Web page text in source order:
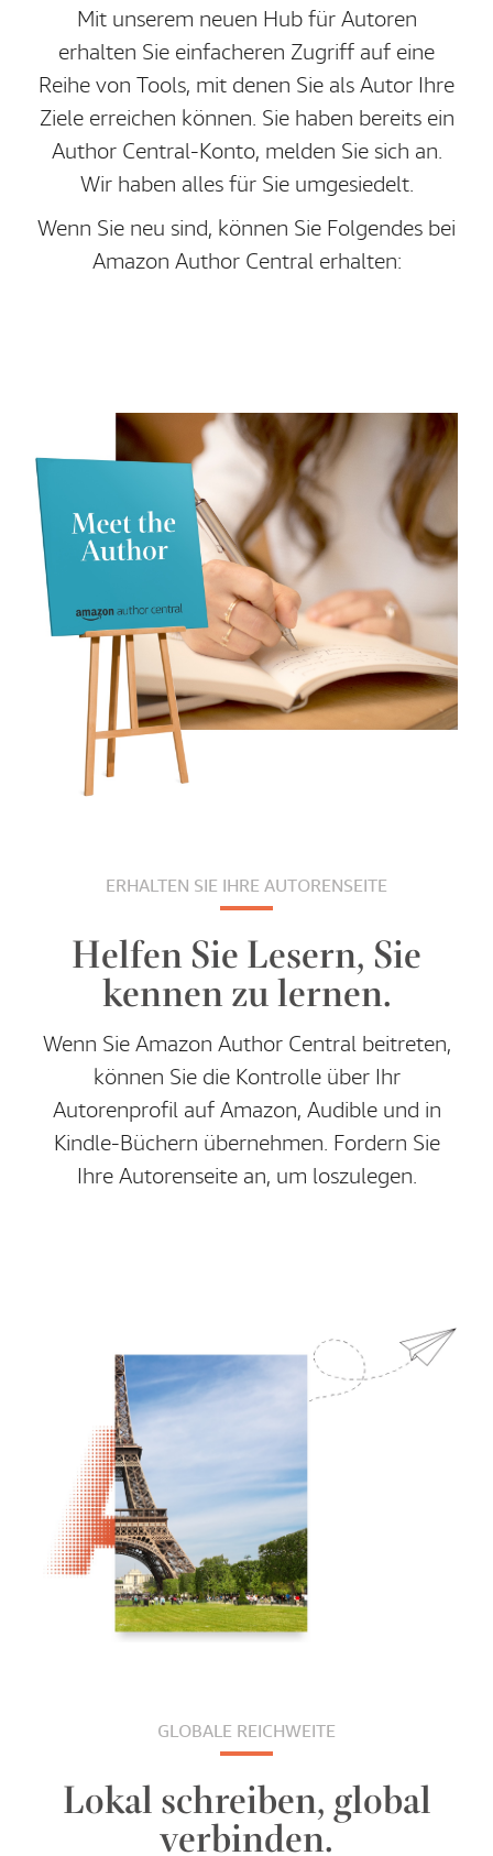
Mit unserem neuen Hub für Autoren
erhalten Sie einfacheren Zugriff auf eine
Reihe von Tools, mit denen Sie als Autor Ihre
Ziele erreichen können. Sie haben bereits ein
Author Central-Konto, melden Sie sich an.
Wir haben alles für Sie umgesiedelt.
Wenn Sie neu sind, können Sie Folgendes bei
Amazon Author Central erhalten:
ERHALTEN SIE IHRE AUTORENSEITE
Helfen Sie Lesern, Sie
kennen zu lernen.
Wenn Sie Amazon Author Central beitreten,
können Sie die Kontrolle über Ihr
Autorenprofil auf Amazon, Audible und in
Kindle-Büchern übernehmen. Fordern Sie
Ihre Autorenseite an, um loszulegen.
GLOBALE REICHWEITE
Lokal schreiben, global
verbinden.